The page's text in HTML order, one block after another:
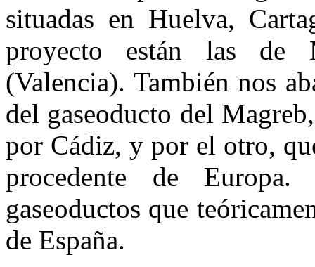
situadas en Huelva,
proyecto están las de
(Valencia). También nos
del gaseoducto del
por Cádiz, y por el otro,
procedente de
gaseoductos que
de España.